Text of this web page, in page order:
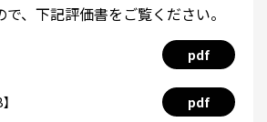
、下記評価書をご覧ください。
pdf
pdf